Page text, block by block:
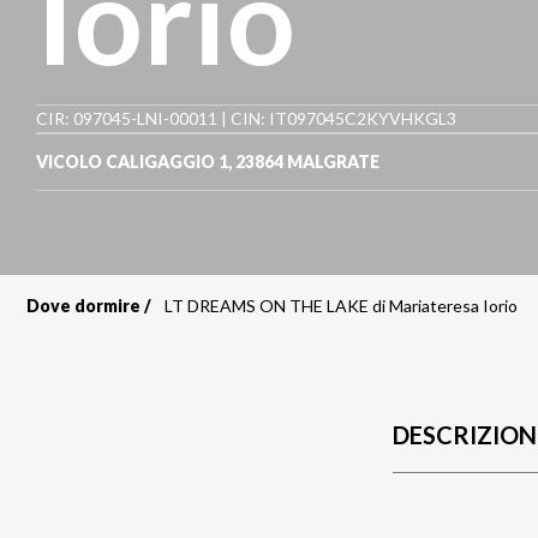
CIR: 097045-LNI-00011 | CIN: IT097045C2KYVHKGL3
VICOLO CALIGAGGIO 1, 23864 MALGRATE
Dove dormire LT DREAMS ON THE LAKE di Mariateresa Iorio